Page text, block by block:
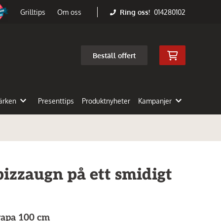
Grilltips Om oss Ring oss! 014280102
Beställ offert
Presenttips Produktnyheter Kampanjer
på ett smidigt
100 cm